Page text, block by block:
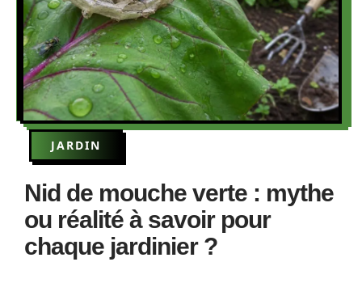
JARDIN
Nid de mouche verte : mythe
ou réalité à savoir pour
chaque jardinier ?